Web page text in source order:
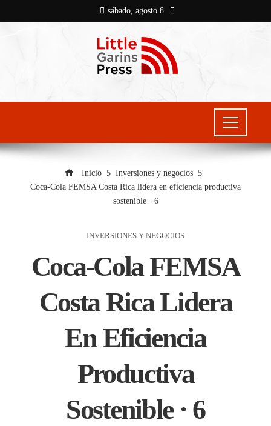
sábado, agosto 8
Inicio
Inversiones y negocios
Coca-Cola FEMSA Costa Rica lidera en eficiencia productiva
sostenible · 6
INVERSIONES Y NEGOCIOS
Coca-Cola FEMSA
Costa Rica Lidera
En Eficiencia
Productiva
Sostenible · 6